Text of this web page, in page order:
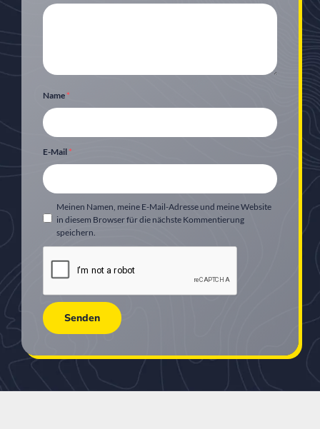
Name*
E-Mail*
Meinen Namen, meine E-Mail-Adresse und meine Website
in diesem Browser für die nächste Kommentierung
speichern.